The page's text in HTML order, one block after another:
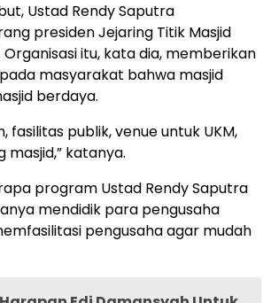
Ustad Rendy Saputra
presiden Jejaring Titik Masjid
itu, kata dia, memberikan
masyarakat bahwa masjid
berdaya.
fasilitas publik, venue untuk UKM,
masjid,” katanya.
program Ustad Rendy Saputra
mendidik para pengusaha
pengusaha agar mudah